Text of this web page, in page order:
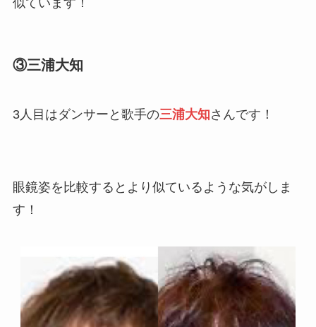
似ています！
③三浦大知
3人目はダンサーと歌手の三浦大知さんです！
眼鏡姿を比較するとより似ているような気がしま
す！